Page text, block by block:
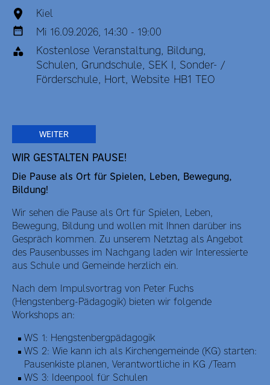
Kiel
Mi 16.09.2026, 14:30 - 19:00
Kostenlose Veranstaltung, Bildung,
Schulen, Grundschule, SEK I, Sonder- /
Förderschule, Hort, Website HB1 TEO
WEITER
WIR GESTALTEN PAUSE!
Die Pause als Ort für Spielen, Leben, Bewegung,
Bildung!
Wir sehen die Pause als Ort für Spielen, Leben,
Bewegung, Bildung und wollen mit Ihnen darüber ins
Gespräch kommen. Zu unserem Netztag als Angebot
des Pausenbusses im Nachgang laden wir Interessierte
aus Schule und Gemeinde herzlich ein.
Nach dem Impulsvortrag von Peter Fuchs
(Hengstenberg-Pädagogik) bieten wir folgende
Workshops an:
WS 1: Hengstenbergpädagogik
WS 2: Wie kann ich als Kirchengemeinde (KG) starten:
Pausenkiste planen, Verantwortliche in KG /Team
WS 3: Ideenpool für Schulen